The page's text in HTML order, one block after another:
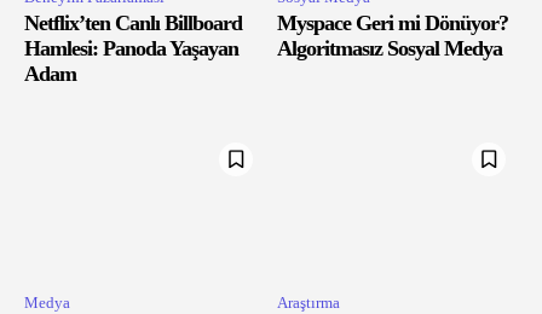
Netflix’ten Canlı Billboard
Hamlesi: Panoda Yaşayan
Adam
Myspace Geri mi Dönüyor?
Algoritmasız Sosyal Medya
Medya Araştırma